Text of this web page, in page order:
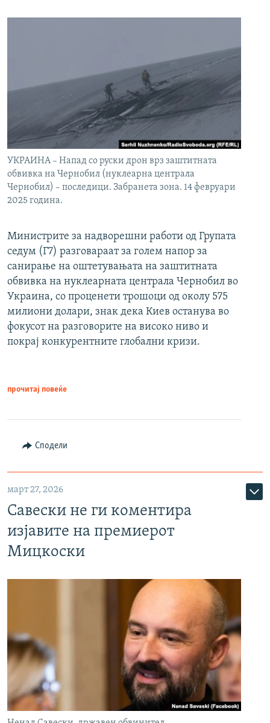
УКРАИНА – Напад со руски дрон врз заштитната
обвивка на Чернобил (нуклеарна централа
Чернобил) – последици. Забранета зона. 14 февруари
2025 година.
Министрите за надворешни работи од Групата
седум (Г7) разговараат за голем напор за
санирање на оштетувањата на заштитната
обвивка на нуклеарната централа Чернобил во
Украина, со проценети трошоци од околу 575
милиони долари, знак дека Киев останува во
фокусот на разговорите на високо ниво и
покрај конкурентните глобални кризи.
прочитај повеќе
Сподели
март 27, 2026
Савески не ги коментира
изјавите на премиерот
Мицкоски